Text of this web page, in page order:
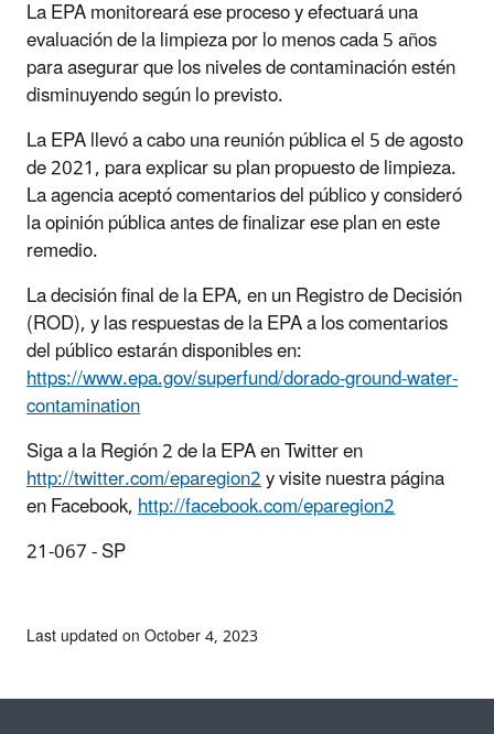
La EPA monitoreará ese proceso y efectuará una
evaluación de la limpieza por lo menos cada 5 años
para asegurar que los niveles de contaminación estén
disminuyendo según lo previsto.
La EPA llevó a cabo una reunión pública el 5 de agosto
de 2021, para explicar su plan propuesto de limpieza.
La agencia aceptó comentarios del público y consideró
la opinión pública antes de finalizar ese plan en este
remedio.
La decisión final de la EPA, en un Registro de Decisión
(ROD), y las respuestas de la EPA a los comentarios
del público estarán disponibles en:
https://www.epa.gov/superfund/dorado-ground-water-
contamination
Siga a la Región 2 de la EPA en Twitter en
http://twitter.com/eparegion2y visite nuestra página
en Facebook,http://facebook.com/eparegion2
21-067 - SP
Last updated on October 4, 2023